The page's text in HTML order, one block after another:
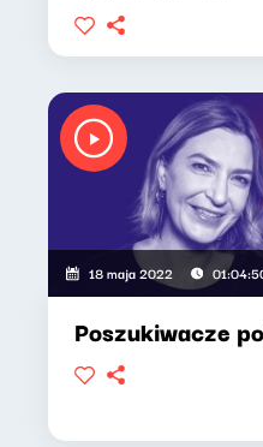
18 maja 2022
Poszukiwacze